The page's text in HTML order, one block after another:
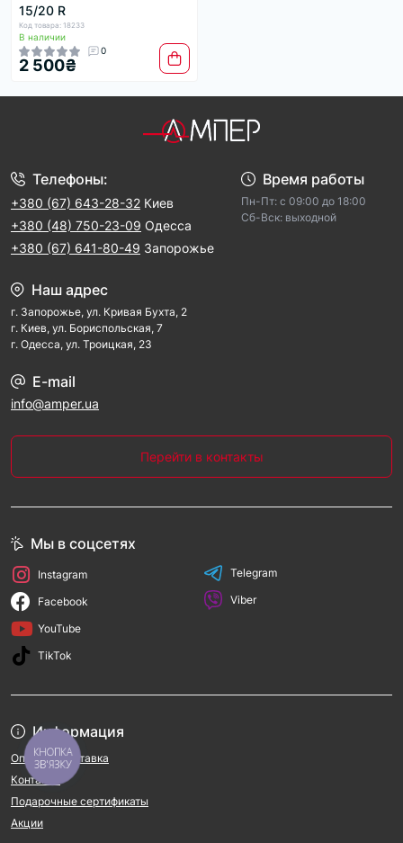
15/20 R
Код товара: 18233
В наличии
0
2 500₴
Телефоны:
+380 (67) 643-28-32 Киев
+380 (48) 750-23-09 Одесса
+380 (67) 641-80-49 Запорожье
Время работы
Пн-Пт: с 09:00 до 18:00
Cб-Вск: выходной
Наш адрес
г. Запорожье, ул. Кривая Бухта, 2
г. Киев, ул. Бориспольская, 7
г. Одесса, ул. Троицкая, 23
E-mail
info@amper.ua
Перейти в контакты
Информация
Оплата и доставка
Контакты
Подарочные сертификаты
Акции
Мы в соцсетях
Instagram
Facebook
YouTube
TikTok
Telegram
Viber
КНОПКА
ЗВ'ЯЗКУ